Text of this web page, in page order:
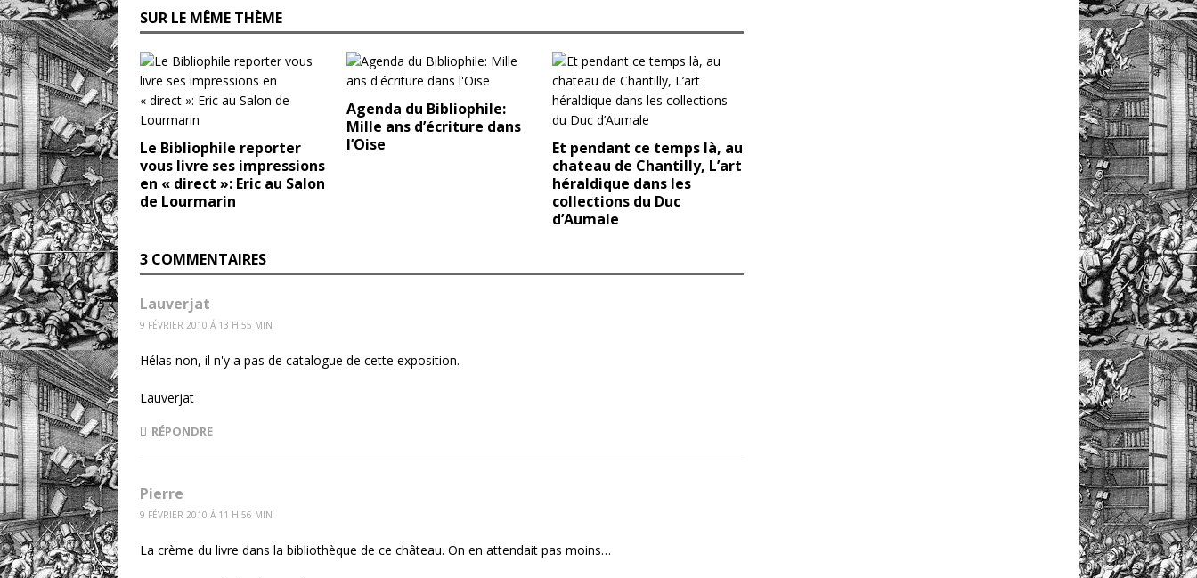
SUR LE MÊME THÈME
Le Bibliophile reporter
vous livre ses impressions
en « direct »: Eric au Salon
de Lourmarin
Agenda du Bibliophile:
Mille ans d’écriture dans
l’Oise
Et pendant ce temps là, au
chateau de Chantilly, L’art
héraldique dans les
collections du Duc
d’Aumale
3 COMMENTAIRES
Lauverjat
9 FÉVRIER 2010 Á 13 H 55 MIN
Hélas non, il n'y a pas de catalogue de cette exposition.
Lauverjat
RÉPONDRE
Pierre
9 FÉVRIER 2010 Á 11 H 56 MIN
La crème du livre dans la bibliothèque de ce château. On en attendait pas moins…